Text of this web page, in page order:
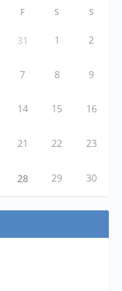
F S S
31 1 2
7 8 9
14 15 16
21 22 23
28 29 30